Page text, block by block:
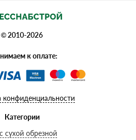
© 2010-2026
к оплате:
конфиденциальности
Категории
сухой обрезной